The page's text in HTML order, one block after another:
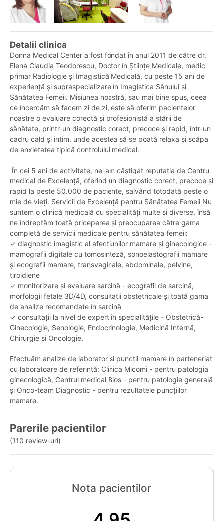
Detalii clinica
Donna Medical Center a fost fondat în anul 2011 de către dr.
Elena Claudia Teodorescu, Doctor în Științe Medicale, medic
primar Radiologie și Imagistică Medicală, cu peste 15 ani de
experiență și supraspecializare în Imagistica Sânului și
Sănătatea Femeii. Misiunea noastră, sau mai bine spus, ceea
ce încercăm să facem zi de zi, este să oferim pacientelor
noastre o evaluare corectă și profesionistă a stării de
sănătate, printr-un diagnostic corect, precoce și rapid, într-un
cadru cald și intim, unde acestea să se poată relaxa și scăpa
de anxietatea tipică controlului medical.
În cei 5 ani de activitate, ne-am câștigat reputația de Centru
medical de Excelență, oferind un diagnostic corect, precoce și
rapid la peste 50.000 de paciente, salvând totodată peste o
mie de vieți. Servicii de Excelență pentru Sănătatea Femeii Nu
suntem o clinică medicală cu specialități multe și diverse, însă
ne îndreptăm toată priceperea și preocuparea către gama
completă de servicii medicale pentru sănătatea femeii:
✓ diagnostic imagistic al afecțiunilor mamare și ginecologice -
mamografii digitale cu tomosinteză, sonoelastografii mamare
și ecografii mamare, transvaginale, abdominale, pelvine,
tiroidiene
✓ monitorizare și evaluare sarcină - ecografii de sarcină,
morfologii fetale 3D/4D, consultații obstetricale și toată gama
de analize recomandate în sarcină
✓ consultații la nivel de expert în specialitățile - Obstetrică-
Ginecologie, Senologie, Endocrinologie, Medicină Internă,
Chirurgie și Oncologie.
Efectuăm analize de laborator și puncții mamare în parteneriat
cu laboratoare de referință: Clinica Micomi - pentru patologia
ginecologică, Centrul medical Bios - pentru patologie generală
și Onco-team Diagnostic - pentru rezultatele puncțiilor
mamare.
Parerile pacientilor
(110 review-uri)
Nota pacientilor